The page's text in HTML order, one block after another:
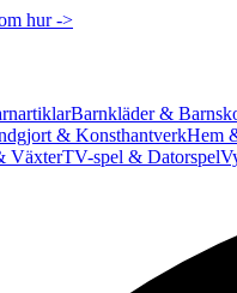
hur ->
Barnkläder &
& KonsthantverkHem
VäxterTV-spel & Datorspel